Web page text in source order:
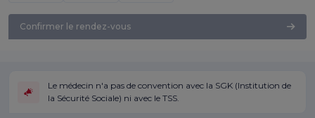
Confirmer le rendez-vous
Le médecin n'a pas de convention avec la SGK (Institution de
la Sécurité Sociale) ni avec le TSS.